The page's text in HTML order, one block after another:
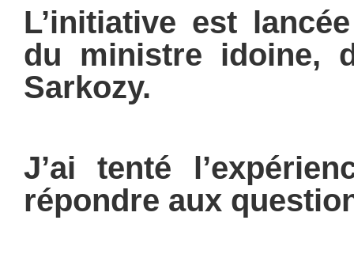
L’initiative est
du ministre idoine,
Sarkozy.
J’ai tenté
répondre aux